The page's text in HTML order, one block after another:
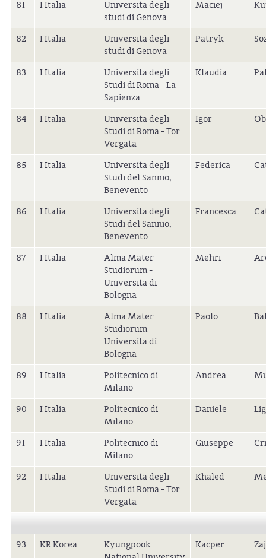
81 I Italia
Universita degli
studi di Genova
Maciej
82 I Italia
Universita degli
studi di Genova
Patryk
83 I Italia
Universita degli
Studi di Roma - La
Sapienza
Klaudia
84 I Italia
Universita degli
Studi di Roma - Tor
Vergata
Igor
85 I Italia
Universita degli
Studi del Sannio,
Benevento
Federica
86 I Italia
Universita degli
Studi del Sannio,
Benevento
Francesca
87 I Italia
Alma Mater
Studiorum -
Universita di
Bologna
Mehri
88 I Italia
Alma Mater
Studiorum -
Universita di
Bologna
Paolo
89 I Italia
Politecnico di
Milano
Andrea
90 I Italia
Politecnico di
Milano
Daniele
91 I Italia
Politecnico di
Milano
Giuseppe
92 I Italia
Universita degli
Studi di Roma - Tor
Vergata
Khaled
93 KR Korea
Kyungpook
Kacper